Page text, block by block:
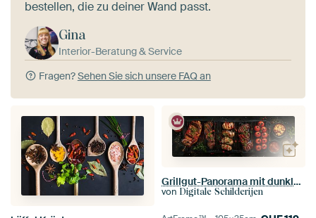
bestellen, die zu deiner Wand passt.
Gina
Interior-Beratung & Service
Fragen?Sehen Sie sich unsere FAQ an
Grillgut-Panorama mit dunklem Hintergrund
von Digitale Schilderijen